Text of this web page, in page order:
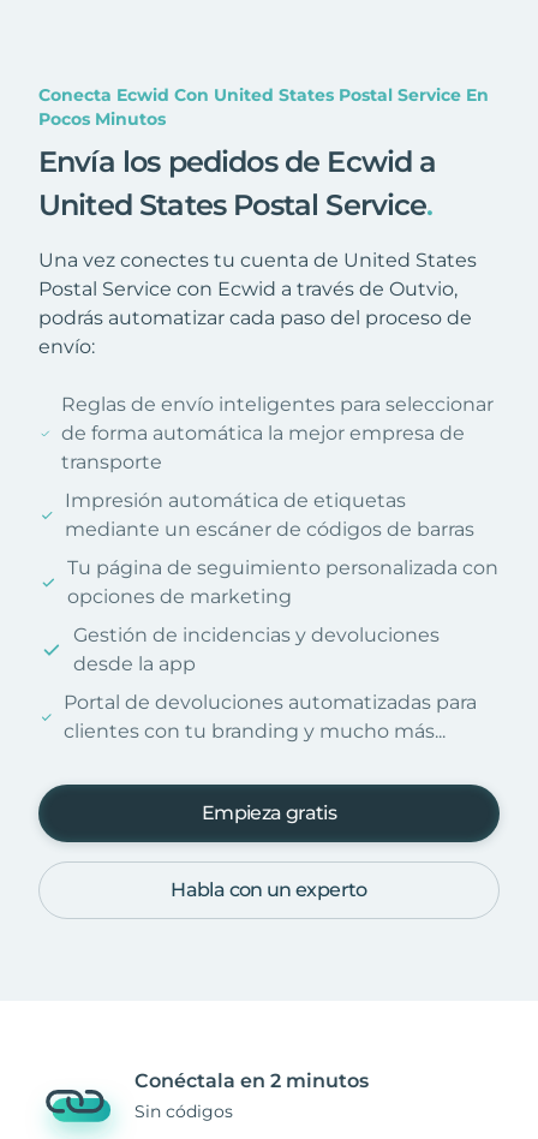
Conecta Ecwid Con United States Postal Service En
Pocos Minutos
Envía los pedidos de Ecwid a
United States Postal Service.
Una vez conectes tu cuenta de United States
Postal Service con Ecwid a través de Outvio,
podrás automatizar cada paso del proceso de
envío:
Reglas de envío inteligentes para seleccionar
de forma automática la mejor empresa de
transporte
Impresión automática de etiquetas
mediante un escáner de códigos de barras
Tu página de seguimiento personalizada con
opciones de marketing
Gestión de incidencias y devoluciones
desde la app
Portal de devoluciones automatizadas para
clientes con tu branding y mucho más...
Empieza gratis
Habla con un experto
Conéctala en 2 minutos
Sin códigos